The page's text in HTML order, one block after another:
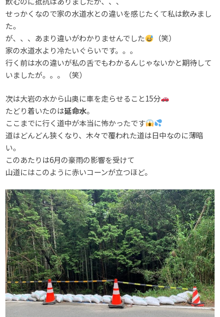
せっかくなので家の水道水との違いを感じたくて私は飲みまし
た。
が、、、あまり違いがわかりませんでした
（笑）
家の水道水より冷たいぐらいです。。。
行く前は水の違いが私の舌でもわかるんじゃないかと期待して
いましたが。。。（笑）
次は大岩の水から山奥に車を走らせること15分
たどり着いたのは延命水。
ここまでに行く道中が本当に怖かったです
道はどんどん狭くなり、木々で覆われた道は日中なのに薄暗
い。
このあたりは6月の豪雨の影響を受けて
山道にはこのように赤いコーンが立つほど。